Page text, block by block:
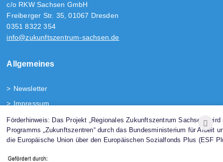
Förderhinweis: Das Projekt „Regionales Zukunftszentrum Sachsen“
Programms „Zukunftszentren“ durch das Bundesministerium für Arbeit
die Europäische Union über den Europäischen Sozialfonds Plus (ESF
c/o RKW Sachsen GmbH
Freiberger Str. 35, 01067 Dresden
0351 8322 354
info@zukunftszentrum-sachsen.de
Allgemeines
Newsletter
Impressum
Sitemap
Barrierefreiheit